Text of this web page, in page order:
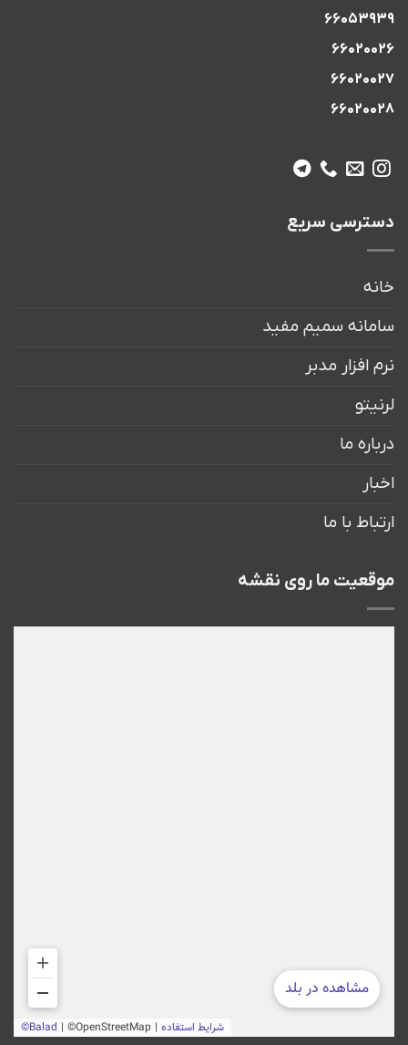
66053939
66020026
66020027
66020028
دسترسی سریع
خانه
سامانه سمیم مفید
نرم افزار مدبر
لرنیتو
درباره ما
اخبار
ارتباط با ما
موقعیت ما روی نقشه